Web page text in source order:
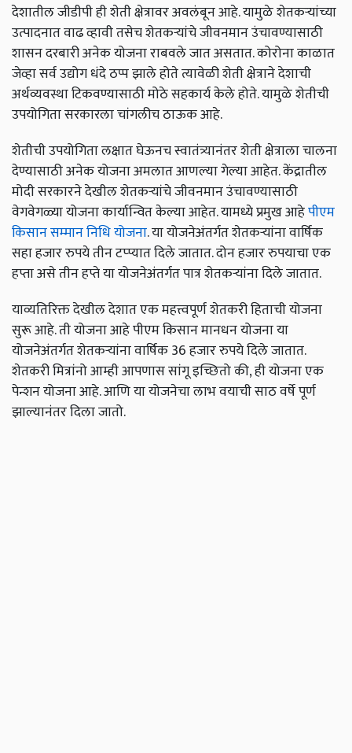
देशातील जीडीपी ही शेती क्षेत्रावर अवलंबून आहे. यामुळे शेतकऱ्यांच्या
उत्पादनात वाढ व्हावी तसेच शेतकऱ्यांचे जीवनमान उंचावण्यासाठी
शासन दरबारी अनेक योजना राबवले जात असतात. कोरोना काळात
जेव्हा सर्व उद्योग धंदे ठप्प झाले होते त्यावेळी शेती क्षेत्राने देशाची
अर्थव्यवस्था टिकवण्यासाठी मोठे सहकार्य केले होते. यामुळे शेतीची
उपयोगिता सरकारला चांगलीच ठाऊक आहे.
शेतीची उपयोगिता लक्षात घेऊनच स्वातंत्र्यानंतर शेती क्षेत्राला चालना
देण्यासाठी अनेक योजना अमलात आणल्या गेल्या आहेत. केंद्रातील
मोदी सरकारने देखील शेतकऱ्यांचे जीवनमान उंचावण्यासाठी
वेगवेगळ्या योजना कार्यान्वित केल्या आहेत. यामध्ये प्रमुख आहेपीएम
किसान सम्मान निधि योजना. या योजनेअंतर्गत शेतकऱ्यांना वार्षिक
सहा हजार रुपये तीन टप्प्यात दिले जातात. दोन हजार रुपयाचा एक
हप्ता असे तीन हप्ते या योजनेअंतर्गत पात्र शेतकर्‍यांना दिले जातात.
याव्यतिरिक्त देखील देशात एक महत्त्वपूर्ण शेतकरी हिताची योजना
सुरू आहे. ती योजना आहे पीएम किसान मानधन योजना या
योजनेअंतर्गत शेतकऱ्यांना वार्षिक 36 हजार रुपये दिले जातात.
शेतकरी मित्रांनो आम्ही आपणास सांगू इच्छितो की, ही योजना एक
पेन्शन योजना आहे. आणि या योजनेचा लाभ वयाची साठ वर्षे पूर्ण
झाल्यानंतर दिला जातो.